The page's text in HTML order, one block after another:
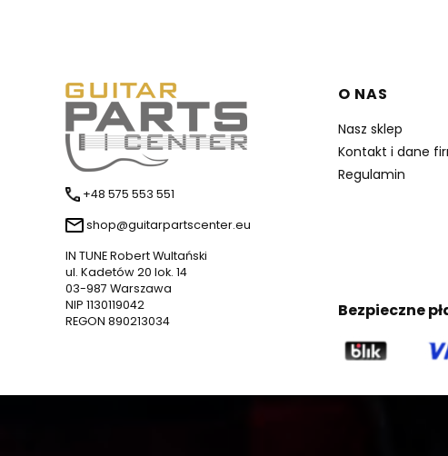
+48 575 553 551
shop@guitarpartscenter.eu
IN TUNE Robert Wultański
ul. Kadetów 20 lok. 14
03-987 Warszawa
NIP 1130119042
REGON 890213034
Linki w
O NAS
Nasz sklep
Kontakt i dane
Regulamin
Bezpieczne